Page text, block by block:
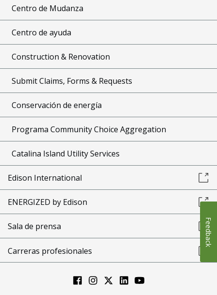
Centro de Mudanza
Centro de ayuda
Construction & Renovation
Submit Claims, Forms & Requests
Conservación de energía
Programa Community Choice Aggregation
Catalina Island Utility Services
Edison International
ENERGIZED by Edison
Sala de prensa
Carreras profesionales
Feedback